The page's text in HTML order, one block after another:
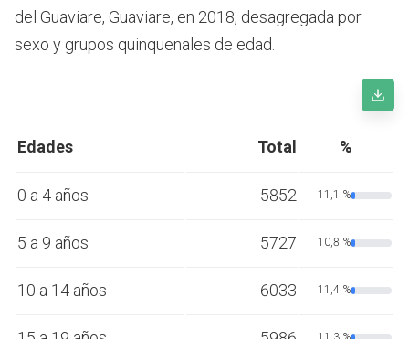
del Guaviare, Guaviare, en 2018, desagregada por
sexo y grupos quinquenales de edad.
Edades Total %
0 a 4 años 5852 11,1 %
5 a 9 años 5727 10,8 %
10 a 14 años 6033 11,4 %